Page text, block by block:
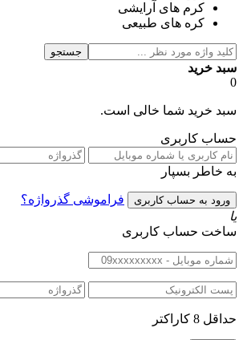
کرم های آرایشی
کره های طبیعی
جستجو
سبد خرید
0
سبد خرید شما خالی است.
حساب کاربری
به خاطر بسپار
فراموشی گذرواژه؟
یا
ساخت حساب کاربری
حداقل 8 کاراکتر